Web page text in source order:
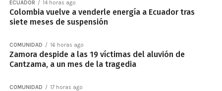
ECUADOR 14 horas ago
Colombia vuelve a venderle energía a Ecuador tras
siete meses de suspensión
COMUNIDAD 16 horas ago
Zamora despide a las 19 víctimas del aluvión de
Cantzama, a un mes de la tragedia
COMUNIDAD 17 horas ago